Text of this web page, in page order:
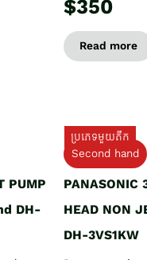
$350
Read more
PUMP
DH-
ប្រភេទមួយតឹក
Second hand
PANASONIC
HEAD NON
DH-3VS1KW